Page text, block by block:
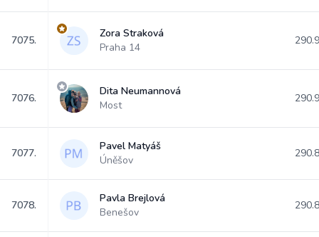
7075.
Zora Straková
Praha 14
7076.
Dita Neumannová
Most
7077.
Pavel Matyáš
Úněšov
7078.
Pavla Brejlová
Benešov